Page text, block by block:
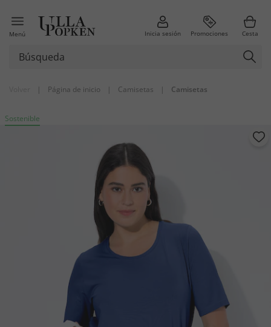
Menú Inicia sesión Promociones Cesta
| Página de inicio | Camisetas | Camisetas
Sostenible